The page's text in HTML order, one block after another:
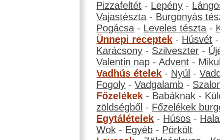
Pizzafeltét - Lepény -
Vajastészta - Burgonyás
Pogácsa - Leveles tészta -
Ünnepi receptek - Húsvét
Karácsony - Szilveszter -
Valentin nap -Advent -
Vadhús ételek - Nyúl -
Fogoly -Vadgalamb -
Főzelékek - Babáknak -
zöldségből - Főzelékek
Egytálételek - Húsos -
Wok - Egyéb - Pörkölt